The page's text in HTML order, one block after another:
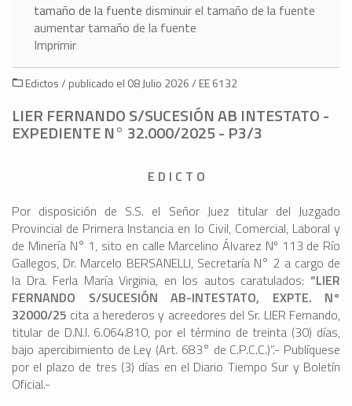
tamaño de la fuente disminuir el tamaño de la fuente
aumentar tamaño de la fuente
Imprimir
Edictos / publicado el 08 Julio 2026 / EE 6132
LIER FERNANDO S/SUCESIÓN AB INTESTATO -
EXPEDIENTE N° 32.000/2025 - P3/3
E D I C T O
Por disposición de S.S. el Señor Juez titular del Juzgado
Provincial de Primera Instancia en lo Civil, Comercial, Laboral y
de Minería N° 1, sito en calle Marcelino Álvarez Nº 113 de Río
Gallegos, Dr. Marcelo BERSANELLI, Secretaría N° 2 a cargo de
la Dra. Ferla María Virginia, en los autos caratulados: “LIER
FERNANDO S/SUCESIÓN AB-INTESTATO, EXPTE. N°
32000/25 cita a herederos y acreedores del Sr. LIER Fernando,
titular de D.N.I. 6.064.810, por el término de treinta (30) días,
bajo apercibimiento de Ley (Art. 683° de C.P.C.C.)”.- Publíquese
por el plazo de tres (3) días en el Diario Tiempo Sur y Boletín
Oficial.-